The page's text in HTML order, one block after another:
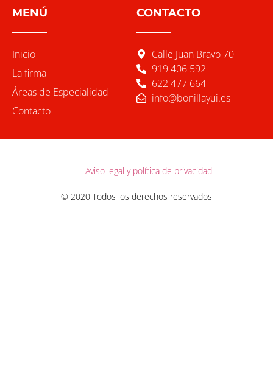
MENÚ
Inicio
La firma
Áreas de Especialidad
Contacto
CONTACTO
Calle Juan Bravo 70
919 406 592
622 477 664
info@bonillayui.es
© 2020 Todos los derechos reservados
Aviso legal y política de privacidad